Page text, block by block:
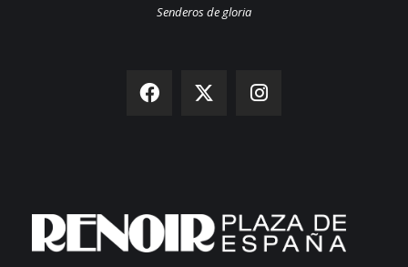
Senderos de gloria